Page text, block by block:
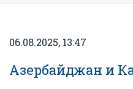
06.08.2025, 13:47
Азербайджан и